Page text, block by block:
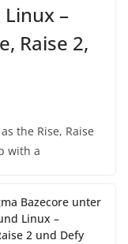
–
Raise 2,
the Rise, Raise
with a
Bazecore unter
Linux –
2 und Defy